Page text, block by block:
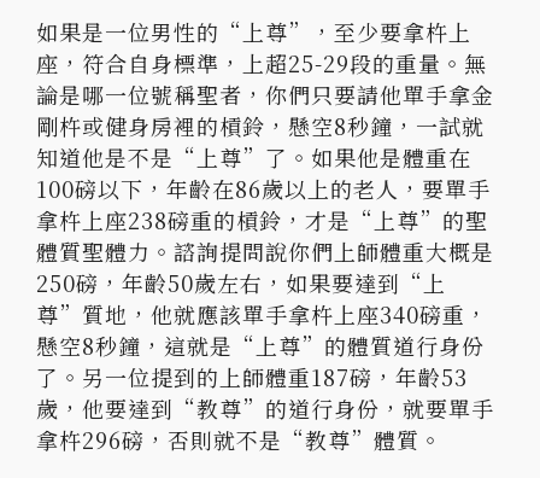
如果是一位男性的“上尊”，至少要拿杵上
座，符合自身標準，上超25-29段的重量。無
論是哪一位號稱聖者，你們只要請他單手拿金
剛杵或健身房裡的槓鈴，懸空8秒鐘，一試就
知道他是不是“上尊”了。如果他是體重在
100磅以下，年齡在86歲以上的老人，要單手
拿杵上座238磅重的槓鈴，才是“上尊”的聖
體質聖體力。諮詢提問說你們上師體重大概是
250磅，年齡50歲左右，如果要達到“上
尊”質地，他就應該單手拿杵上座340磅重，
懸空8秒鐘，這就是“上尊”的體質道行身份
了。另一位提到的上師體重187磅，年齡53
歲，他要達到“教尊”的道行身份，就要單手
拿杵296磅，否則就不是“教尊”體質。